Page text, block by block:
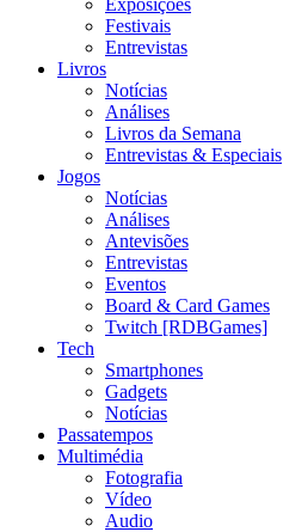
Festivais
Entrevistas
Livros
Notícias
Análises
Livros da Semana
Entrevistas & Especiais
Jogos
Notícias
Análises
Antevisões
Entrevistas
Eventos
Board & Card Games
Twitch [RDBGames]
Tech
Smartphones
Gadgets
Notícias
Passatempos
Multimédia
Fotografia
Vídeo
Audio